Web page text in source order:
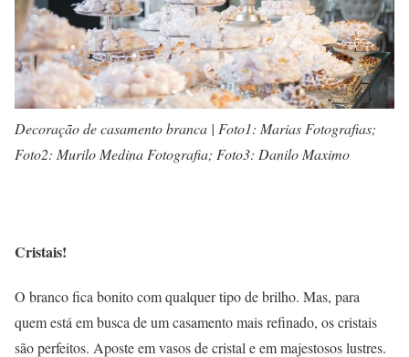
Decoração de casamento branca | Foto1: Marias Fotografias;
Foto2: Murilo Medina Fotografia; Foto3: Danilo Maximo
Cristais!
O branco fica bonito com qualquer tipo de brilho. Mas, para
quem está em busca de um casamento mais refinado, os cristais
são perfeitos. Aposte em vasos de cristal e em majestosos lustres.